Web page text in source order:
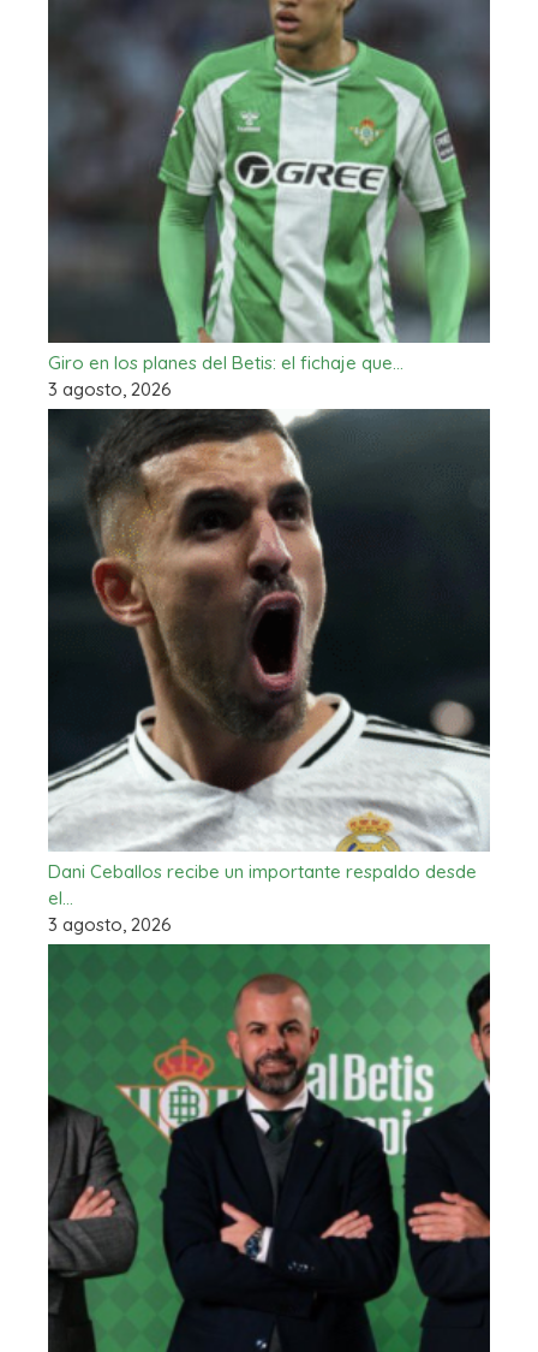
Giro en los planes del Betis: el fichaje que…
3 agosto, 2026
Dani Ceballos recibe un importante respaldo desde
el…
3 agosto, 2026